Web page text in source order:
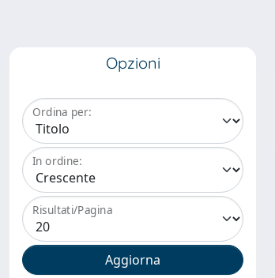
Opzioni
Ordina per:
In ordine:
Risultati/Pagina